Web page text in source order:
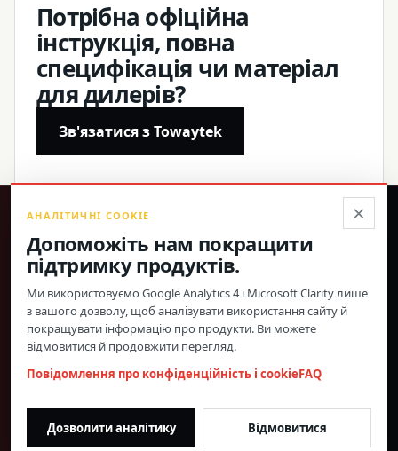
Потрібна офіційна
інструкція, повна
специфікація чи матеріал
для дилерів?
Зв'язатися з Towaytek
®
Точні продукти, підтверджені характеристики та
пряма глобальна підтримка.
© 2026 Toway Technology (Shanghai) Co., Ltd. Усі права захищено.
Конфіденційність і файли cookieFAQНалаштування cookie
ДИЛЕРАМИ
×
АНАЛІТИЧНІ COOKIE
Допоможіть нам покращити
підтримку продуктів.
Ми використовуємо Google Analytics 4 і Microsoft Clarity лише
з вашого дозволу, щоб аналізувати використання сайту й
покращувати інформацію про продукти. Ви можете
відмовитися й продовжити перегляд.
Повідомлення про конфіденційність і cookieFAQ
Дозволити аналітику Відмовитися